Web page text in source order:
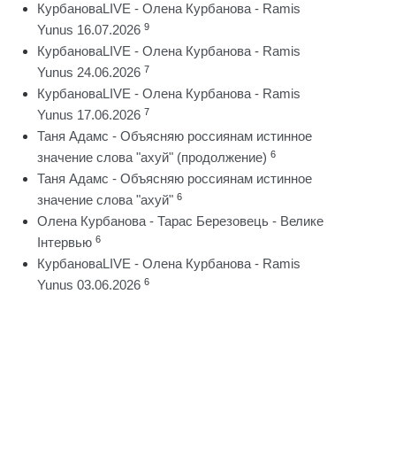
КурбановаLIVE - Олена Курбанова - Ramis
Yunus 16.07.2026 9
КурбановаLIVE - Олена Курбанова - Ramis
Yunus 24.06.2026 7
КурбановаLIVE - Олена Курбанова - Ramis
Yunus 17.06.2026 7
Таня Адамс - Объясняю россиянам истинное
значение слова "ахуй" (продолжение) 6
Таня Адамс - Объясняю россиянам истинное
значение слова "ахуй" 6
Олена Курбанова - Тарас Березовець - Велике
Інтервью 6
КурбановаLIVE - Олена Курбанова - Ramis
Yunus 03.06.2026 6